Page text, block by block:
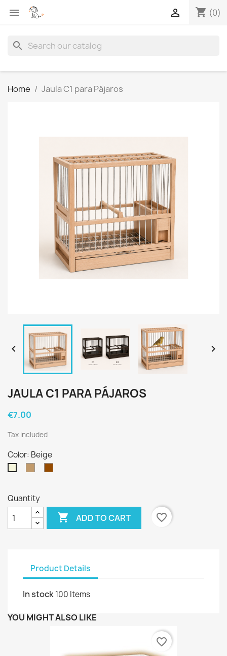
 shopping_cart (0)

search
Home Jaula C1 para Pájaros
 
JAULA C1 PARA PÁJAROS
€7.00
Tax included
Color: Beige
Quantity
 ADD TO CART favorite_border
Product Details
In stock100 Items
YOU MIGHT ALSO LIKE
favorite_border